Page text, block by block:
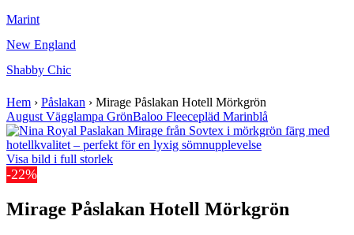
Marint
New England
Shabby Chic
Hem › Påslakan › Mirage Påslakan Hotell Mörkgrön
August Vägglampa GrönBaloo Fleecepläd Marinblå
Visa bild i full storlek
-22%
Mirage Påslakan Hotell Mörkgrön